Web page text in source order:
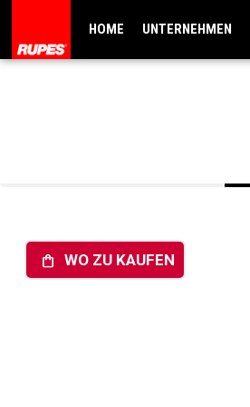
HOME UNTERNEHMEN
shopping_bag WO ZU KAUFEN